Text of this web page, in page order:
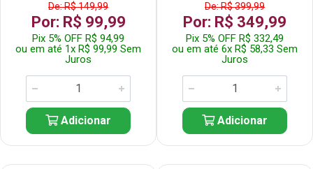
De: R$ 149,99
Por: R$ 99,99
Pix 5% OFF R$ 94,99
ou em até 1x R$ 99,99 Sem
Juros
Adicionar
De: R$ 399,99
Por: R$ 349,99
Pix 5% OFF R$ 332,49
ou em até 6x R$ 58,33 Sem
Juros
Adicionar